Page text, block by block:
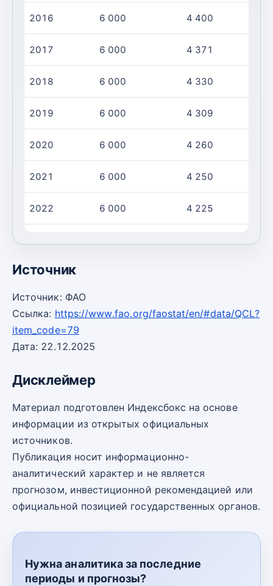
2016 6 000 4 400
2017 6 000 4 371
2018 6 000 4 330
2019 6 000 4 309
2020 6 000 4 260
2021 6 000 4 250
2022 6 000 4 225
Источник
Источник: ФАО
Ссылка: https://www.fao.org/faostat/en/#data/QCL?
item_code=79
Дата: 22.12.2025
Дисклеймер
Материал подготовлен Индексбокс на основе
информации из открытых официальных
источников.
Публикация носит информационно-
аналитический характер и не является
прогнозом, инвестиционной рекомендацией или
официальной позицией государственных органов.
Нужна аналитика за последние
периоды и прогнозы?